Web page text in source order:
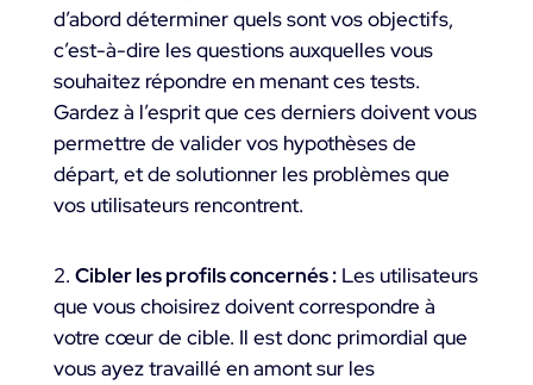
d’abord déterminer quels sont vos objectifs,
c’est-à-dire les questions auxquelles vous
souhaitez répondre en menant ces tests.
Gardez à l’esprit que ces derniers doivent vous
permettre de valider vos hypothèses de
départ, et de solutionner les problèmes que
vos utilisateurs rencontrent.
Cibler les profils concernés :Les utilisateurs
que vous choisirez doivent correspondre à
votre cœur de cible. Il est donc primordial que
vous ayez travaillé en amont sur les